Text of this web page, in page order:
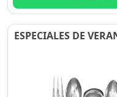
ESPECIALES DE